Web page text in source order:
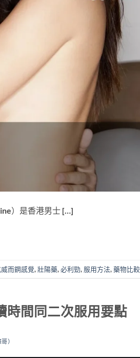
）是香港男士 […]
威而鋼感覺,壯陽藥,必利勁, 服用方法,藥物比較
時間同二次服用要點
）